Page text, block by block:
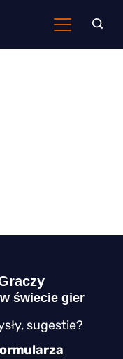
świecie gier
sugestie?